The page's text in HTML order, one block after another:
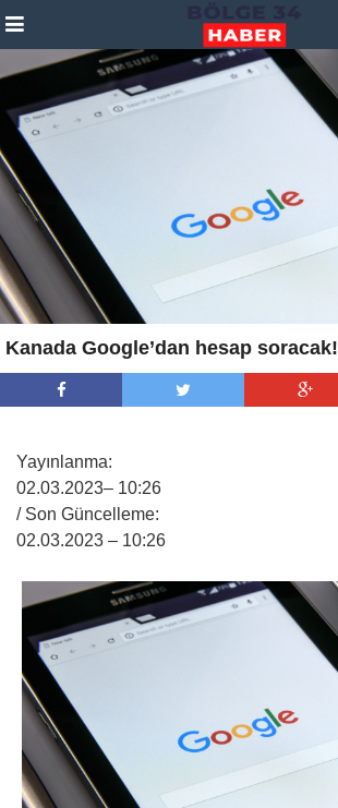
Kanada Google’dan hesap soracak!
Yayınlanma:
02.03.2023– 10:26
/ Son Güncelleme:
02.03.2023 – 10:26